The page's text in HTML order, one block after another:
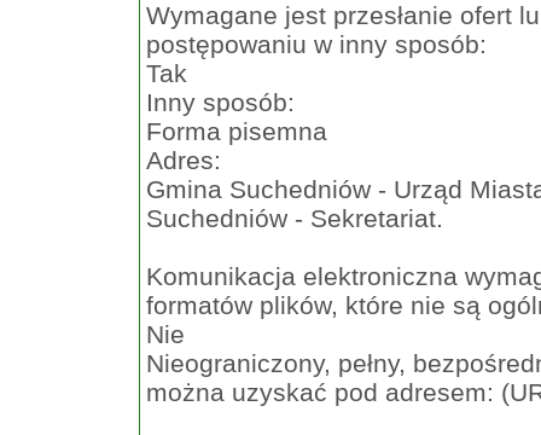
Wymagane jest przesłanie ofert
postępowaniu w inny sposób:
Tak
Inny sposób:
Forma pisemna
Adres:
Gmina Suchedniów - Urząd
Suchedniów - Sekretariat.
Komunikacja elektroniczna
formatów plików, które nie są
Nie
Nieograniczony, pełny,
można uzyskać pod adresem: